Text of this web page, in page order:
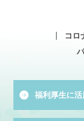
コロ
福利厚生に